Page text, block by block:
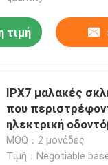
τιμή
IPX7 μαλακές
που
ηλεκτρική
προστασία
MOQ：2 μονάδες
Τιμή：Negotiable